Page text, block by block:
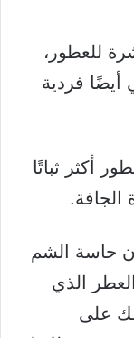
للعطور،
أيضًا فردية
أكثر ثباتًا
الجافة.
حاسة الشم
الذي
على